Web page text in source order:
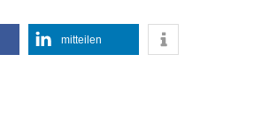
mitteilen